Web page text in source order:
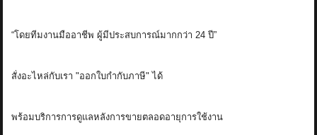
“โดยทีมงานมืออาชีพ ผู้มีประสบการณ์มากกว่า 24 ปี”
สั่งอะไหล่กับเรา "ออกใบกำกับภาษี" ได้
พร้อมบริการการดูแลหลังการขายตลอดอายุการใช้งาน